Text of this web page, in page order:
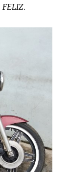
FELIZ.